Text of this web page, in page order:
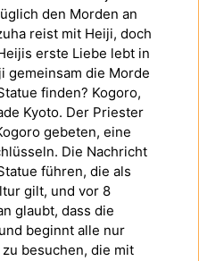
den Morden an
reist mit Heiji, doch
erste Liebe lebt in
gemeinsam die Morde
finden? Kogoro,
Kyoto. Der Priester
gebeten, eine
Die Nachricht
führen, die als
gilt, und vor 8
glaubt, dass die
beginnt alle nur
besuchen, die mit